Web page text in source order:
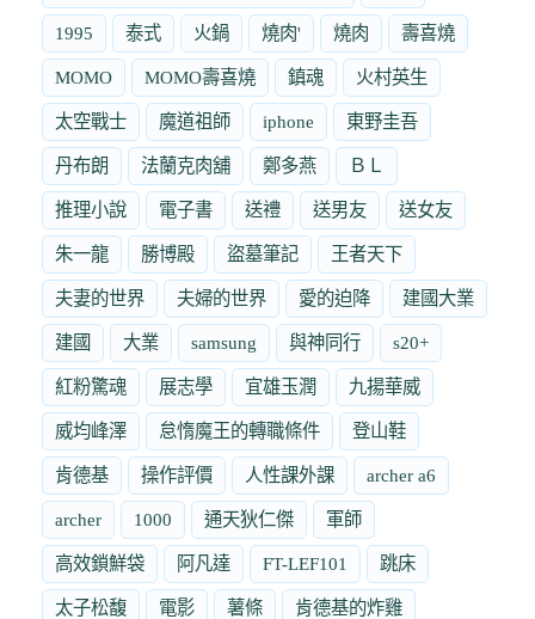
1995 泰式 火鍋 燒肉' 燒肉 壽喜燒
MOMO MOMO壽喜燒 鎮魂 火村英生
太空戰士 魔道祖師 iphone 東野圭吾
丹布朗 法蘭克肉舖 鄭多燕 ＢＬ
推理小說 電子書 送禮 送男友 送女友
朱一龍 勝博殿 盜墓筆記 王者天下
夫妻的世界 夫婦的世界 愛的迫降 建國大業
建國 大業 samsung 與神同行 s20+
紅粉驚魂 展志學 宜雄玉潤 九揚華威
威均峰澤 怠惰魔王的轉職條件 登山鞋
肯德基 操作評價 人性課外課 archer a6
archer 1000 通天狄仁傑 軍師
高效鎖鮮袋 阿凡達 FT-LEF101 跳床
太子松馥 電影 薯條 肯德基的炸雞